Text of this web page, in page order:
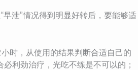
泄”情况得到明显好转后，要能够适
时，从使用的结果判断合适自己的
利劲治疗，光吃不练是不可以的；